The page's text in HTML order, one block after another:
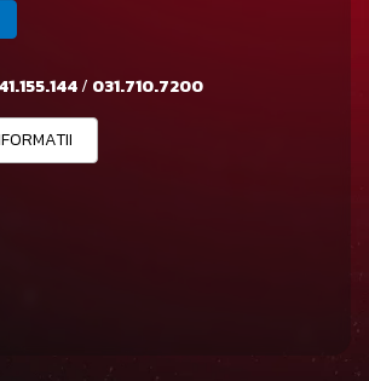
/ 031.710.7200